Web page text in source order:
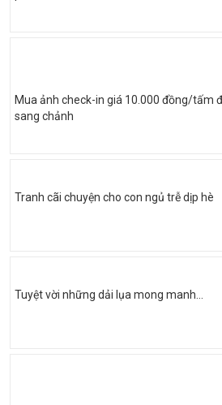
Mua ảnh check-in giá 10.000 đồng/tấm
sang chảnh
Tranh cãi chuyện cho con ngủ trễ dịp hè
Tuyệt vời những dải lụa mong manh…